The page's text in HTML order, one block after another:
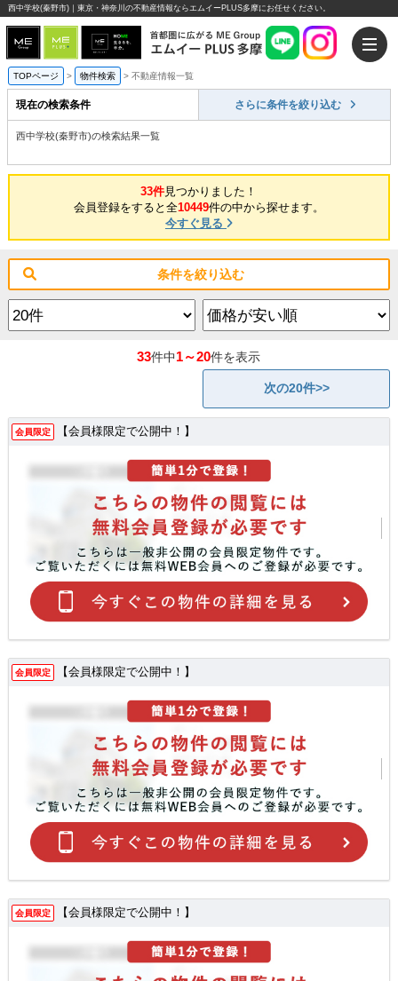
西中学校(秦野市)｜東京・神奈川の不動産情報ならエムイーPLUS多摩にお任せください。
TOPページ > 物件検索 > 不動産情報一覧
現在の検索条件 さらに条件を絞り込む
西中学校(秦野市)の検索結果一覧
33件見つかりました！
会員登録をすると全10449件の中から探せます。
今すぐ見る
条件を絞り込む
33件中1～20件を表示
次の20件>>
会員限定 【会員様限定で公開中！】
会員限定 【会員様限定で公開中！】
会員限定 【会員様限定で公開中！】